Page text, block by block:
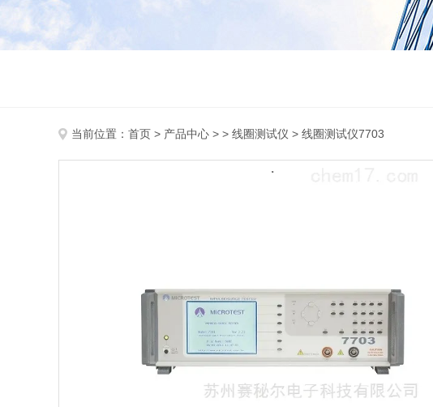
当前位置： 首页 > 产品中心 > > 线圈测试仪 > 线圈测试仪7703